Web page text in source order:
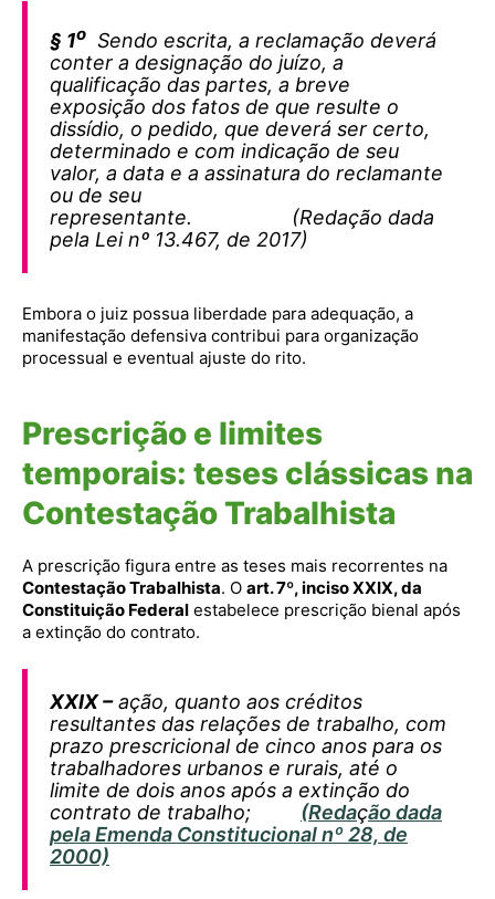
§ 1o Sendo escrita, a reclamação deverá
conter a designação do juízo, a
qualificação das partes, a breve
exposição dos fatos de que resulte o
dissídio, o pedido, que deverá ser certo,
determinado e com indicação de seu
valor, a data e a assinatura do reclamante
ou de seu
representante. (Redação dada
pela Lei nº 13.467, de 2017)
Embora o juiz possua liberdade para adequação, a
manifestação defensiva contribui para organização
processual e eventual ajuste do rito.
Prescrição e limites
temporais: teses clássicas na
Contestação Trabalhista
A prescrição figura entre as teses mais recorrentes na
Contestação Trabalhista. O art. 7º, inciso XXIX, da
Constituição Federal estabelece prescrição bienal após
a extinção do contrato.
XXIX –ação, quanto aos créditos
resultantes das relações de trabalho, com
prazo prescricional de cinco anos para os
trabalhadores urbanos e rurais, até o
limite de dois anos após a extinção do
contrato de trabalho; (Redação dada
pela Emenda Constitucional nº 28, de
2000)